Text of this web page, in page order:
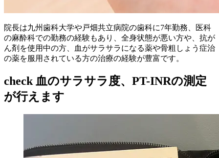
院長は九州歯科大学や戸畑共立病院の歯科に7年勤務、医科
の麻酔科での勤務の経験もあり、全身状態が悪い方や、抗が
ん剤を使用中の方、血がサラサラになる薬や骨粗しょう症治
の薬を服用されている方の治療の経験が豊富です。
check血のサラサラ度、PT-INRの測定
が行えます